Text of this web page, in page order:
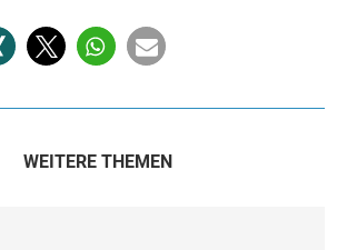
WEITERE THEMEN